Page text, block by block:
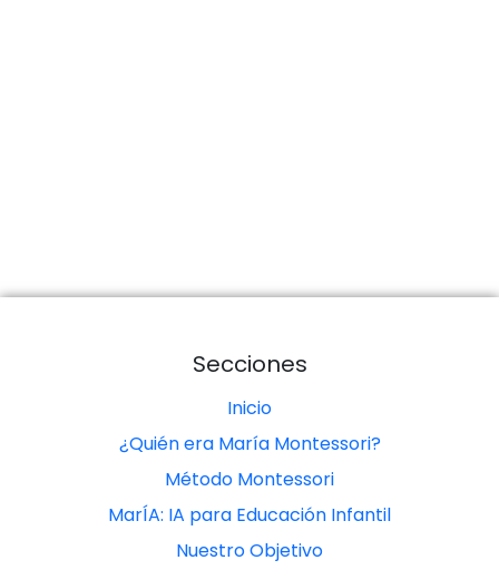
Secciones
Inicio
¿Quién era María Montessori?
Método Montessori
MarÍA: IA para Educación Infantil
Nuestro Objetivo